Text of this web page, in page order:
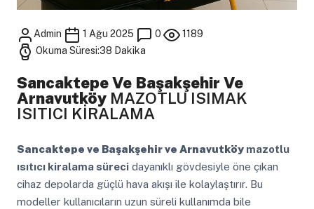
Admin 1 Ağu 2025 0
1189
Okuma Süresi:38 Dakika
Sancaktepe Ve Başakşehir Ve
ArnavutköyMAZOTLU ISIMAK
ISITICI KİRALAMA
Sancaktepe ve Başakşehir ve Arnavutköymazotlu
ısıtıcı kiralama sürecidayanıklı gövdesiyle öne çıkan
cihaz depolarda güçlü hava akışı ile kolaylaştırır. Bu
modeller kullanıcıların uzun süreli kullanımda bile